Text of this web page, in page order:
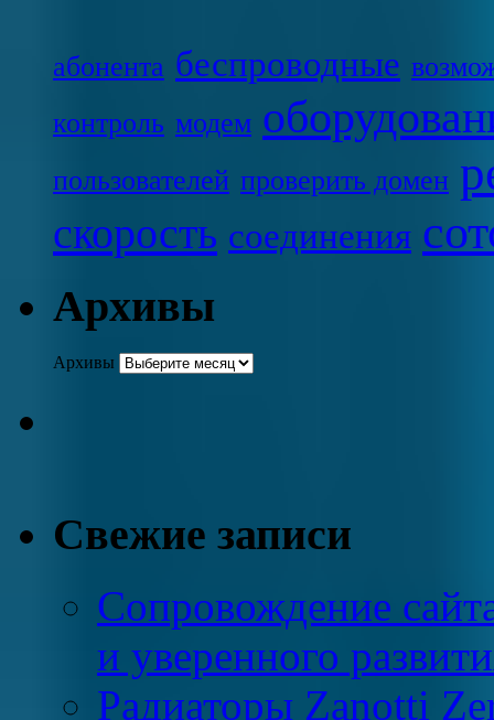
абонента беспроводные
контроль модем
пользователей проверить домен
скорость соединения
Архивы
Архивы
Свежие записи
Сопровождение
и уверенного
Радиаторы Zanotti